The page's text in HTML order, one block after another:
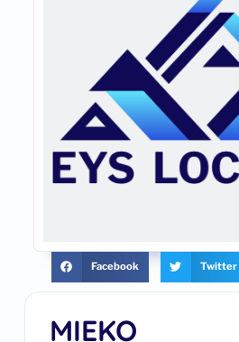
MIEKO
Facebook Twitter